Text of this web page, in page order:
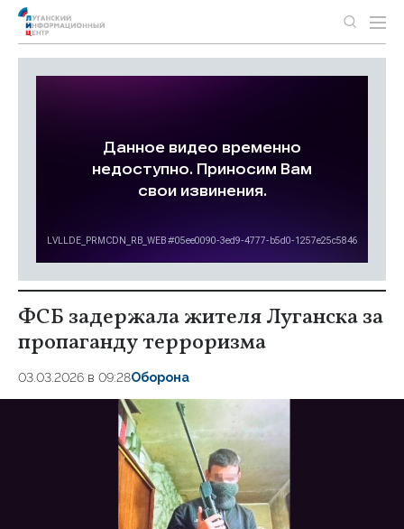
ФСБ задержала жителя Луганска за
пропаганду терроризма
03.03.2026 в 09:28Оборона